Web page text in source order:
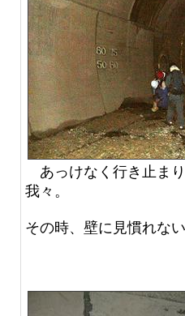
あっけなく行き止ま
我々。
その時、壁に見慣れな